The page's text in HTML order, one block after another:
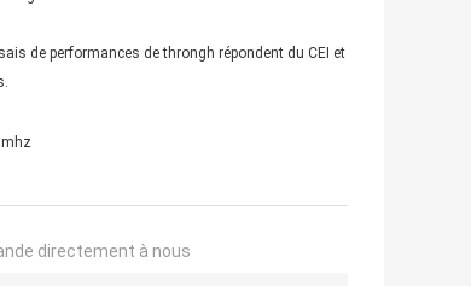
de performances de throngh répondent du CEI et
directement à nous